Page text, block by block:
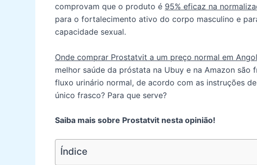
comprovam que o produto é 95% eficaz na
para o fortalecimento ativo do corpo masculino e
capacidade sexual.
Onde comprar Prostatvit a um preço normal em
melhor saúde da próstata na Ubuy e na Amazon são
fluxo urinário normal, de acordo com as instruções
único frasco? Para que serve?
Saiba mais sobre Prostatvit nesta opinião!
Índice